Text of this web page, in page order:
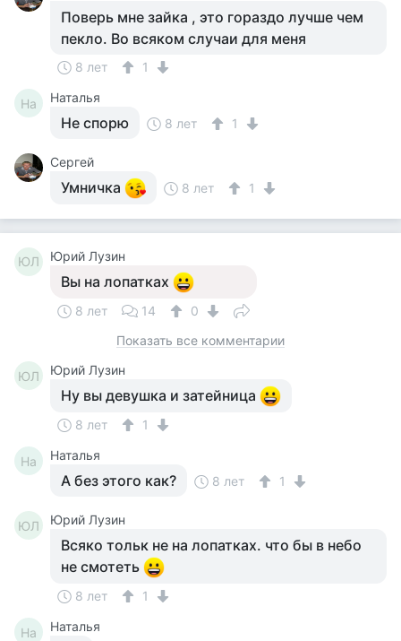
Поверь мне зайка , это гораздо лучше чем
пекло. Во всяком случаи для меня
8 лет 1
На Наталья
Не спорю 8 лет 1
Сергей
Умничка 8 лет 1
ЮЛ Юрий Лузин
Вы на лопатках
8 лет 14
0
Показать все комментарии
ЮЛ Юрий Лузин
Ну вы девушка и затейница
8 лет 1
На Наталья
А без этого как? 8 лет 1
ЮЛ Юрий Лузин
Всяко тольк не на лопатках. что бы в небо
не смотеть
8 лет 1
На
Наталья